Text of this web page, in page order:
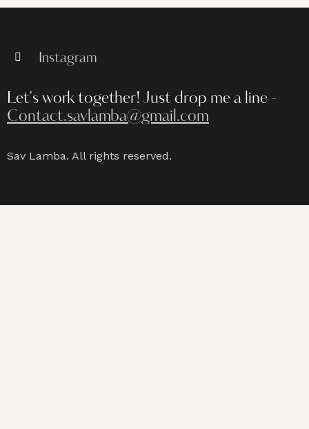
Instagram
Let's work together! Just drop me a line -
Contact.savlamba@gmail.com
Sav Lamba. All rights reserved.